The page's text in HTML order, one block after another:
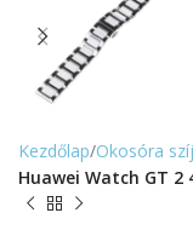
Kezdőlap Okosóra
Huawei Watch GT